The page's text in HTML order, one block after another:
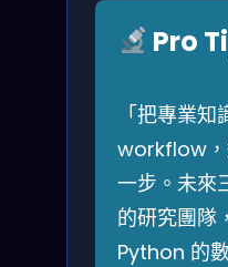
Pro
「把專業
workflow，
一步。未來
的研究團隊
Python 的